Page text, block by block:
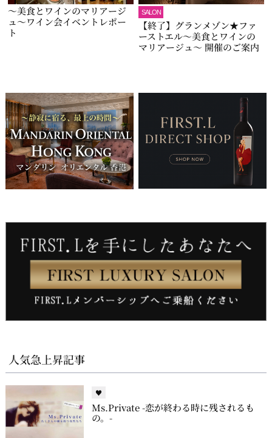
～美食とワインのマリアージ
ュ～ワイン会イベントレポー
ト
SALON
【終了】グランメゾン★ファ
ーストエル～美食とワインの
マリアージュ～ 開催のご案内
人気急上昇記事
♥
Ms.Private -恋が終わる時に残されるも
の。-